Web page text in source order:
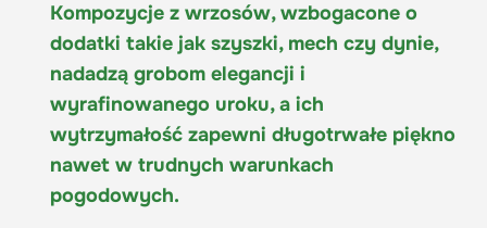
Kompozycje z wrzosów, wzbogacone o
dodatki takie jak szyszki, mech czy dynie,
nadadzą grobom elegancji i
wyrafinowanego uroku, a ich
wytrzymałość zapewni długotrwałe piękno
nawet w trudnych warunkach
pogodowych.